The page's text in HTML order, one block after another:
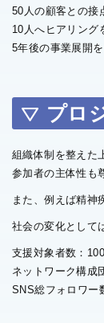
50人の顧客との接
10人へヒアリング
5年後の事業展開
プロ
組織体制を整えた
参加者の主体性も
また、例えば精神
社会の変化として
支援対象者数：
ネットワーク構成
SNS総フォロワー